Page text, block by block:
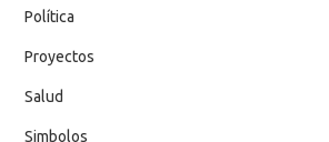
Política
Proyectos
Salud
Simbolos